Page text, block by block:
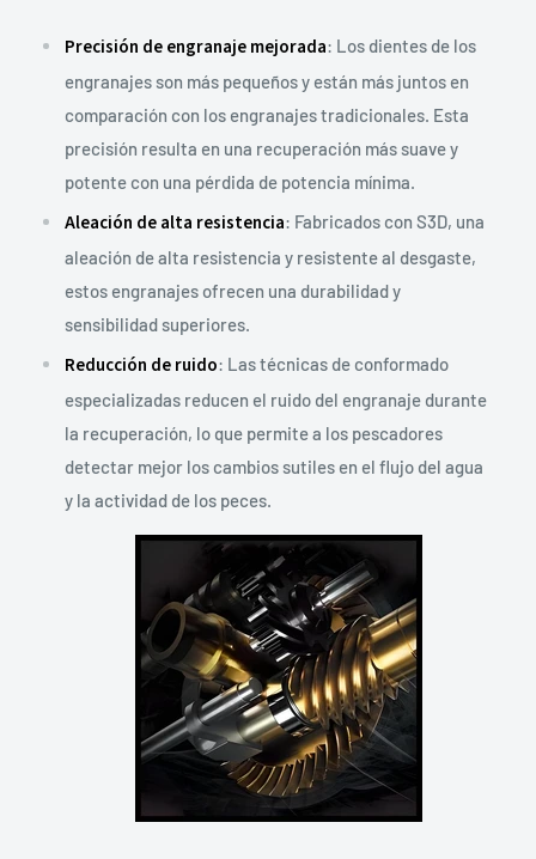
Precisión de engranaje mejorada: Los dientes de los
engranajes son más pequeños y están más juntos en
comparación con los engranajes tradicionales. Esta
precisión resulta en una recuperación más suave y
potente con una pérdida de potencia mínima.
Aleación de alta resistencia: Fabricados con S3D, una
aleación de alta resistencia y resistente al desgaste,
estos engranajes ofrecen una durabilidad y
sensibilidad superiores.
Reducción de ruido: Las técnicas de conformado
especializadas reducen el ruido del engranaje durante
la recuperación, lo que permite a los pescadores
detectar mejor los cambios sutiles en el flujo del agua
y la actividad de los peces.